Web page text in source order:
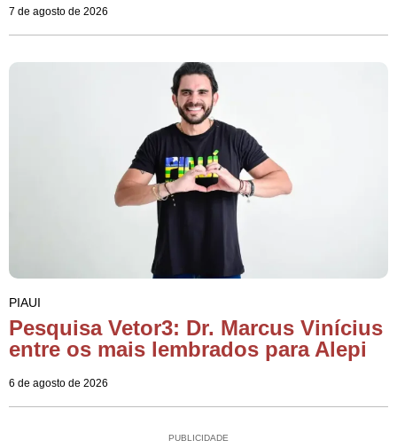
7 de agosto de 2026
PIAUI
Pesquisa Vetor3: Dr. Marcus Vinícius
entre os mais lembrados para Alepi
6 de agosto de 2026
PUBLICIDADE